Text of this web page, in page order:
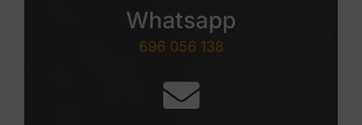
Whatsapp
696 056 138